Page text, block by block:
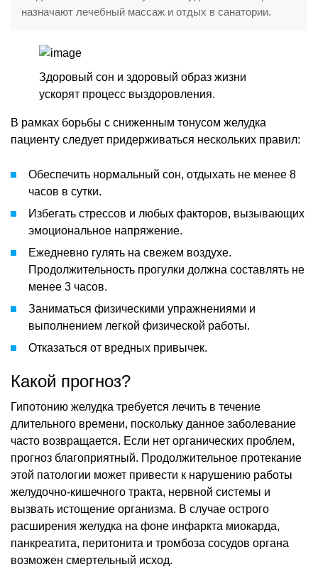
назначают лечебный массаж и отдых в санатории.
Здоровый сон и здоровый образ жизни
ускорят процесс выздоровления.
В рамках борьбы с сниженным тонусом желудка
пациенту следует придерживаться нескольких правил:
Обеспечить нормальный сон, отдыхать не менее 8
часов в сутки.
Избегать стрессов и любых факторов, вызывающих
эмоциональное напряжение.
Ежедневно гулять на свежем воздухе.
Продолжительность прогулки должна составлять не
менее 3 часов.
Заниматься физическими упражнениями и
выполнением легкой физической работы.
Отказаться от вредных привычек.
Какой прогноз?
Гипотонию желудка требуется лечить в течение
длительного времени, поскольку данное заболевание
часто возвращается. Если нет органических проблем,
прогноз благоприятный. Продолжительное протекание
этой патологии может привести к нарушению работы
желудочно-кишечного тракта, нервной системы и
вызвать истощение организма. В случае острого
расширения желудка на фоне инфаркта миокарда,
панкреатита, перитонита и тромбоза сосудов органа
возможен смертельный исход.